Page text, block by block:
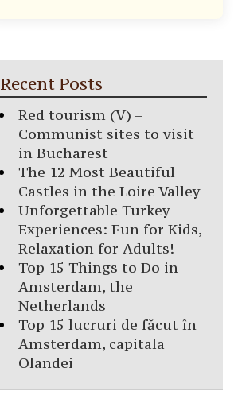
Recent Posts
Red tourism (V) –
Communist sites to visit
in Bucharest
The 12 Most Beautiful
Castles in the Loire Valley
Unforgettable Turkey
Experiences: Fun for Kids,
Relaxation for Adults!
Top 15 Things to Do in
Amsterdam, the
Netherlands
Top 15 lucruri de făcut în
Amsterdam, capitala
Olandei